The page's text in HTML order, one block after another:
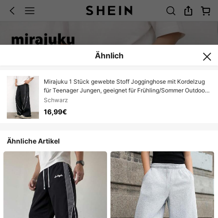
Ähnlich
Mirajuku 1 Stück gewebte Stoff Jogginghose mit Kordelzug
für Teenager Jungen, geeignet für Frühling/Sommer Outdoor
Aktivitäten
Schwarz
16,99€
Ähnliche Artikel